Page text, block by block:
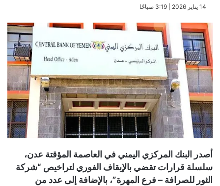
​14 يناير 2026 | 3:19 صباحًا
​أصدر البنك المركزي اليمني في العاصمة المؤقتة عدن،
سلسلة قرارات تقضي بالإيقاف الفوري لتراخيص “شركة
الثور للصرافة – فرع المهرة”، بالإضافة إلى عدد من